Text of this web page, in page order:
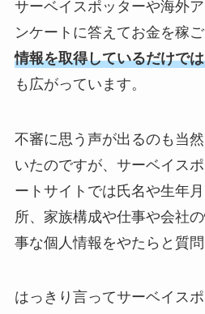
サーベイスポッターや海外
ンケートに答えてお金を稼
情報を取得しているだけで
も広がっています。
不審に思う声が出るのも当
いたのですが、サーベイス
ートサイトでは氏名や生年
所、家族構成や仕事や会社
事な個人情報をやたらと質問
はっきり言ってサーベイス